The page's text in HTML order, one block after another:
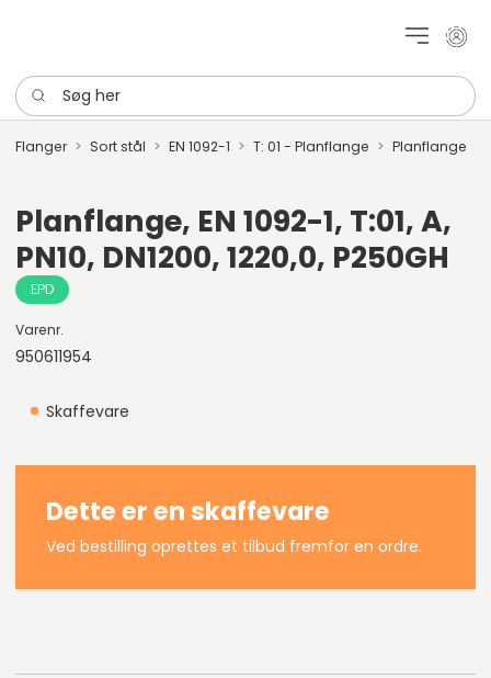
Mit
Søg her
Flanger Sort stål EN 1092-1 T: 01 - Planflange Planflange
Planflange, EN 1092-1, T:01, A,
PN10, DN1200, 1220,0, P250GH
EPD
Varenr.
950611954
Skaffevare
Dette er en skaffevare
Ved bestilling oprettes et tilbud fremfor en ordre.